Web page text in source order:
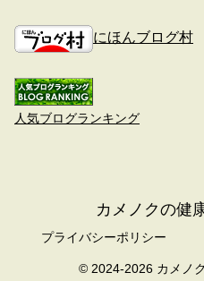
にほんブログ村
人気ブログランキング
カメノクの健
プライバシーポリシー
© 2024-2026 カメノ